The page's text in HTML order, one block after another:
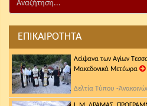
ΕΠΙΚΑΙΡΟΤΗΤΑ
Λείψανα των Αγίων
Μακεδονικά Μετέωρα
Δελτία Τύπου -